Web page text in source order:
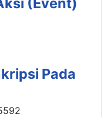
Pada